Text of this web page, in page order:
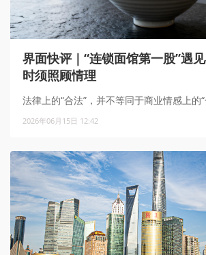
界面快评｜“连锁面馆第一股”遇
时须照顾情理
法律上的“合法”，并不等同于商业情感上的“
2026年06月15日 12:42